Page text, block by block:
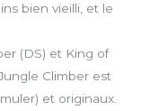
bien vieilli, et le
(DS) et King of
Climber est
et originaux.